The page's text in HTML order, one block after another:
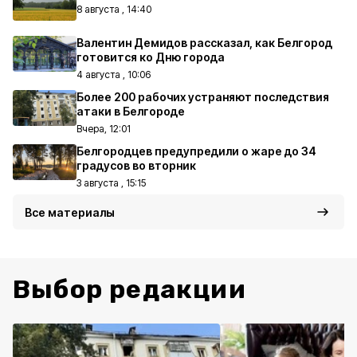
8 августа , 14:40
Валентин Демидов рассказал, как Белгород
готовится ко Дню города
4 августа , 10:06
Более 200 рабочих устраняют последствия
атаки в Белгороде
Вчера, 12:01
Белгородцев предупредили о жаре до 34
градусов во вторник
3 августа , 15:15
Все материалы
Выбор редакции